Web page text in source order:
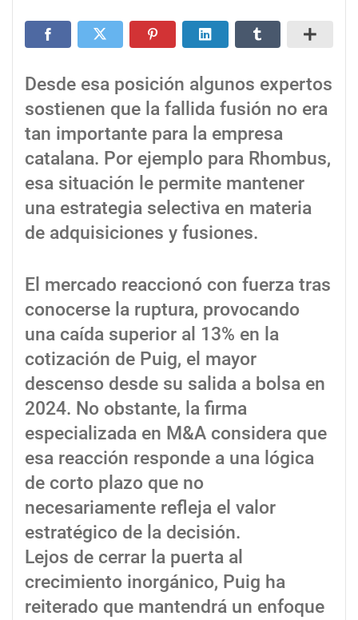
Desde esa posición algunos expertos
sostienen que la fallida fusión no era
tan importante para la empresa
catalana. Por ejemplo para Rhombus,
esa situación le permite mantener
una estrategia selectiva en materia
de adquisiciones y fusiones.
El mercado reaccionó con fuerza tras
conocerse la ruptura, provocando
una caída superior al 13% en la
cotización de Puig, el mayor
descenso desde su salida a bolsa en
2024. No obstante, la firma
especializada en M&A considera que
esa reacción responde a una lógica
de corto plazo que no
necesariamente refleja el valor
estratégico de la decisión.
Lejos de cerrar la puerta al
crecimiento inorgánico, Puig ha
reiterado que mantendrá un enfoque